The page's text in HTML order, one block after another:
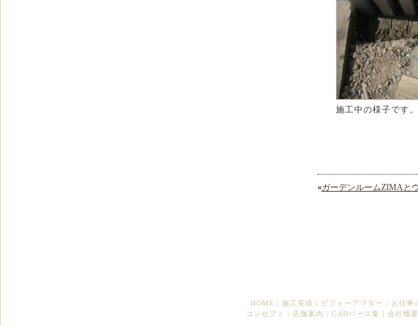
施工中の様子です。
«ガーデンルームZIMA
HOME | 施工実績 | ビフォーアフター | お仕事
コンセプト
| 店舗案内 | CADパース集 | 会社概要